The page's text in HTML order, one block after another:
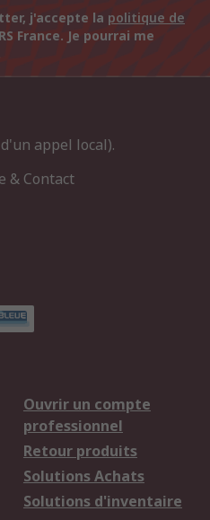
j'accepte la politique de
France. Je pourrai me
appel local).
& Contact
Ouvrir un compte
professionnel
Retour produits
Solutions Achats
Solutions d'inventaire